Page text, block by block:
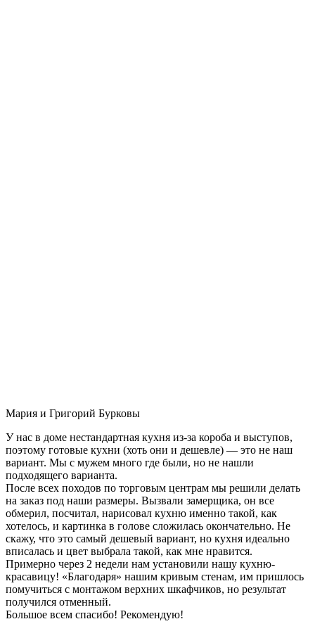
Мария и Григорий Бурковы
У нас в доме нестандартная кухня из-за короба и выступов,
поэтому готовые кухни (хоть они и дешевле) — это не наш
вариант. Мы с мужем много где были, но не нашли
подходящего варианта.
После всех походов по торговым центрам мы решили делать
на заказ под наши размеры. Вызвали замерщика, он все
обмерил, посчитал, нарисовал кухню именно такой, как
хотелось, и картинка в голове сложилась окончательно. Не
скажу, что это самый дешевый вариант, но кухня идеально
вписалась и цвет выбрала такой, как мне нравится.
Примерно через 2 недели нам установили нашу кухню-
красавицу! «Благодаря» нашим кривым стенам, им пришлось
помучиться с монтажом верхних шкафчиков, но результат
получился отменный.
Большое всем спасибо! Рекомендую!